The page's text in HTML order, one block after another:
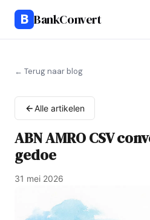
B BankConvert
← Terug naar blog
Alle artikelen
ABN AMRO CSV
gedoe
31 mei 2026